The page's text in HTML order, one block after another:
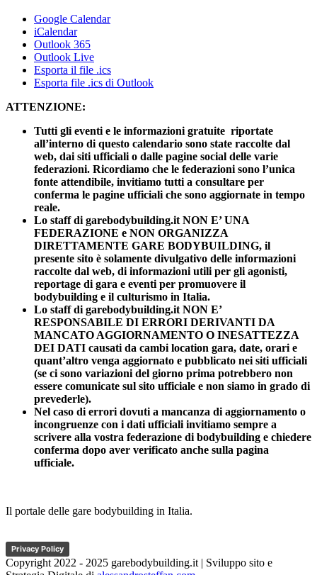
Google Calendar
iCalendar
Outlook 365
Outlook Live
Esporta il file .ics
Esporta file .ics di Outlook
ATTENZIONE:
Tutti gli eventi e le informazioni gratuite riportate
all’interno di questo calendario sono state raccolte dal
web, dai siti ufficiali o dalle pagine social delle varie
federazioni. Ricordiamo che le federazioni sono l’unica
fonte attendibile, invitiamo tutti a consultare per
conferma le pagine ufficiali che sono aggiornate in tempo
reale.
Lo staff di garebodybuilding.it NON E’ UNA
FEDERAZIONE e NON ORGANIZZA
DIRETTAMENTE GARE BODYBUILDING, il
presente sito è solamente divulgativo delle informazioni
raccolte dal web, di informazioni utili per gli agonisti,
reportage di gara e eventi per promuovere il
bodybuilding e il culturismo in Italia.
Lo staff di garebodybuilding.it NON E’
RESPONSABILE DI ERRORI DERIVANTI DA
MANCATO AGGIORNAMENTO O INESATTEZZA
DEI DATI causati da cambi location gara, date, orari e
quant’altro venga aggiornato e pubblicato nei siti ufficiali
(se ci sono variazioni del giorno prima potrebbero non
essere comunicate sul sito ufficiale e non siamo in grado di
prevederle).
Nel caso di errori dovuti a mancanza di aggiornamento o
incongruenze con i dati ufficiali invitiamo sempre a
scrivere alla vostra federazione di bodybuilding e chiedere
conferma dopo aver verificato anche sulla pagina
ufficiale.
Il portale delle gare bodybuilding in Italia.
Privacy Policy
Copyright 2022 - 2025 garebodybuilding.it | Sviluppo sito e